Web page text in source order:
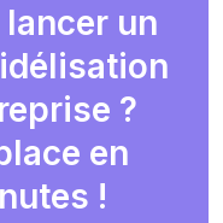
un
?
en
!